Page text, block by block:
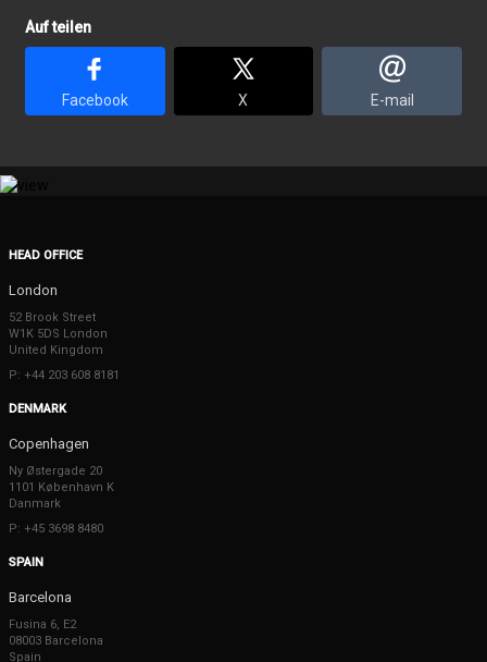
Auf teilen
Facebook X E-mail
HEAD OFFICE
London
52 Brook Street
W1K 5DS London
United Kingdom
P: +44 203 608 8181
DENMARK
Copenhagen
Ny Østergade 20
1101 København K
Danmark
P: +45 3698 8480
SPAIN
Barcelona
Fusina 6, E2
08003 Barcelona
Spain